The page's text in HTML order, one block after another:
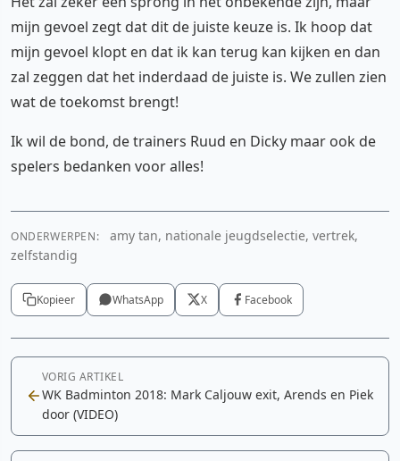
mijn gevoel zegt dat dit de juiste keuze is. Ik hoop dat
mijn gevoel klopt en dat ik kan terug kan kijken en dan
zal zeggen dat het inderdaad de juiste is. We zullen zien
wat de toekomst brengt!
Ik wil de bond, de trainers Ruud en Dicky maar ook de
spelers bedanken voor alles!
ONDERWERPEN:
amy tan, nationale jeugdselectie, vertrek,
zelfstandig
Kopieer WhatsApp X Facebook
VORIG ARTIKEL
WK Badminton 2018: Mark Caljouw exit, Arends en Piek
door (VIDEO)